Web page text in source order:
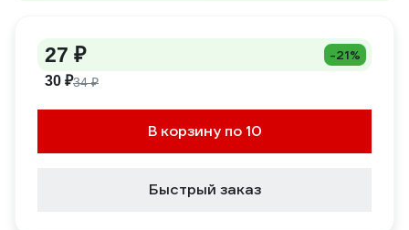
27 ₽ -21%
30 ₽34 ₽
В корзину по 10
Быстрый заказ